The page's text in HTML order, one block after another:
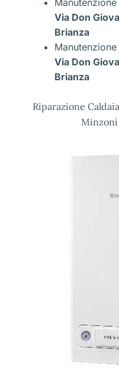
Via Don
Brianza
Via Don
Brianza
Riparazione
Minzoni